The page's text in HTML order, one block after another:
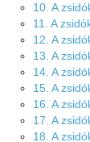
10. A
11. A
12. A
13. A
14. A
15. A
16. A
17. A
18. A